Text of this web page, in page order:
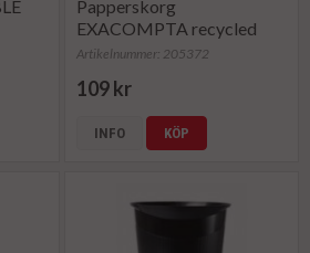
Papperskorg
EXACOMPTA recycled
15L svar
Artikelnummer: 205372
109 kr
INFO KÖP